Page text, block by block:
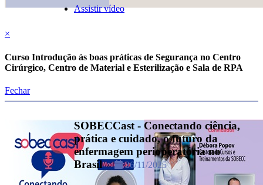
Assistir vídeo
×
Curso Introdução às boas práticas de Segurança no Centro
Cirúrgico, Centro de Material e Esterilização e Sala de RPA
Fechar
SOBECCast - Conectando ciência,
prática e cuidado, o futuro da
enfermagem perioperatória no
Brasil- 26/11/2025